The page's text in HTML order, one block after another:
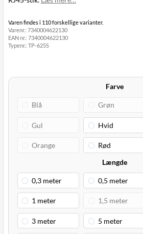
GLS
GLS Erhverv
49,00 kr.
Click&Collect i
Svenstrup
(9230)
Varen findes i 110 forskellige varianter.
Varenr.: 7340004622130
EAN nr.: 7340004622130
Typenr.: TP-625S
Farve
Længde